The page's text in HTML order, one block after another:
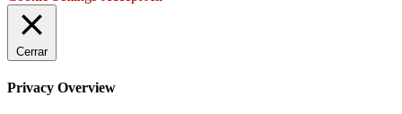
Cerrar
Privacy Overview